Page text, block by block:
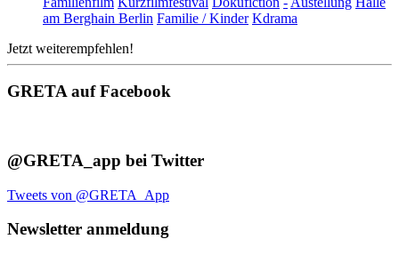
am Berghain Berlin Familie / Kinder Kdrama
Jetzt weiterempfehlen!
GRETA auf Facebook
@GRETA_app bei Twitter
Tweets von @GRETA_App
Newsletter anmeldung